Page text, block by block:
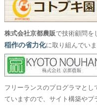
株式会社京都農販で技術顧問を
稲作の省力化に取り組んでいま
フリーランスのプログラマと
ていますので、サイト構築やプ